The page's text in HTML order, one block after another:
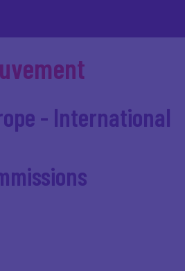
- International